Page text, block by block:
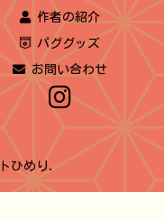
作者の紹介
パググッズ
お問い合わせ
ひめり.